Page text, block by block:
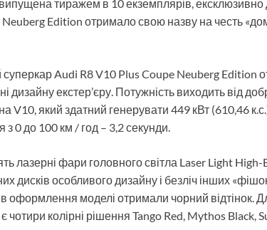
тиражем в 10 екземплярів, ексклюзивно
Edition отримало свою назву на честь
Audi R8 V10 Plus Coupe Neuberg Edition
дизайну екстер’єру. Потужність виходить від
V10, який здатний генерувати 449 кВт (610,46
0 до 100 км / год – 3,2 секунди.
лазерні фари головного світла Laser Light High-
дисків особливого дизайну і безліч інших
оформлення моделі отримали чорний відтінок.
колірні рішення Tango Red, Mythos Black,